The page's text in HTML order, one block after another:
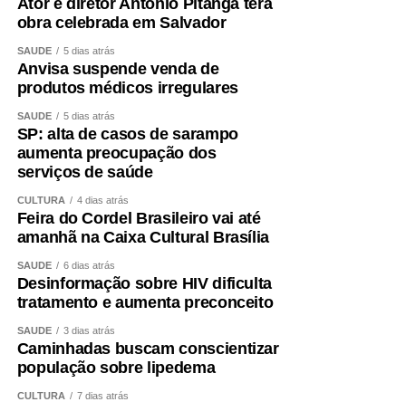
Ator e diretor Antônio Pitanga terá
obra celebrada em Salvador
SAÚDE 5 dias atrás
Anvisa suspende venda de
produtos médicos irregulares
SAÚDE 5 dias atrás
SP: alta de casos de sarampo
aumenta preocupação dos
serviços de saúde
CULTURA 4 dias atrás
Feira do Cordel Brasileiro vai até
amanhã na Caixa Cultural Brasília
SAÚDE 6 dias atrás
Desinformação sobre HIV dificulta
tratamento e aumenta preconceito
SAÚDE 3 dias atrás
Caminhadas buscam conscientizar
população sobre lipedema
CULTURA 7 dias atrás